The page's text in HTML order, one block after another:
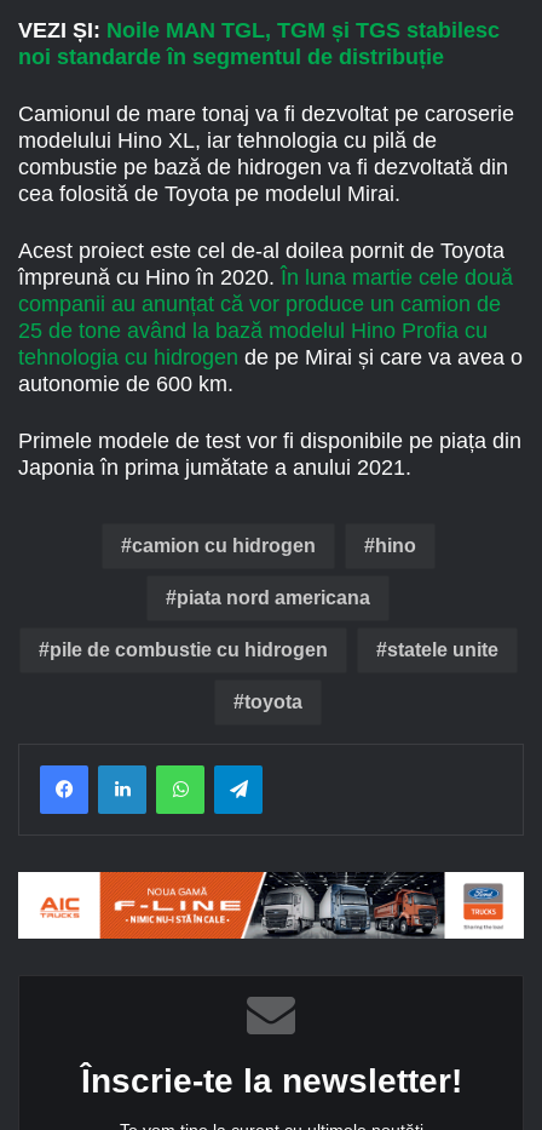
VEZI ȘI: Noile MAN TGL, TGM și TGS stabilesc
noi standarde în segmentul de distribuție
Camionul de mare tonaj va fi dezvoltat pe caroserie
modelului Hino XL, iar tehnologia cu pilă de
combustie pe bază de hidrogen va fi dezvoltată din
cea folosită de Toyota pe modelul Mirai.
Acest proiect este cel de-al doilea pornit de Toyota
împreună cu Hino în 2020. În luna martie cele două
companii au anunțat că vor produce un camion de
25 de tone având la bază modelul Hino Profia cu
tehnologia cu hidrogen de pe Mirai și care va avea o
autonomie de 600 km.
Primele modele de test vor fi disponibile pe piața din
Japonia în prima jumătate a anului 2021.
camion cu hidrogen hino
piata nord americana
pile de combustie cu hidrogen statele unite
toyota
Înscrie-te la newsletter!